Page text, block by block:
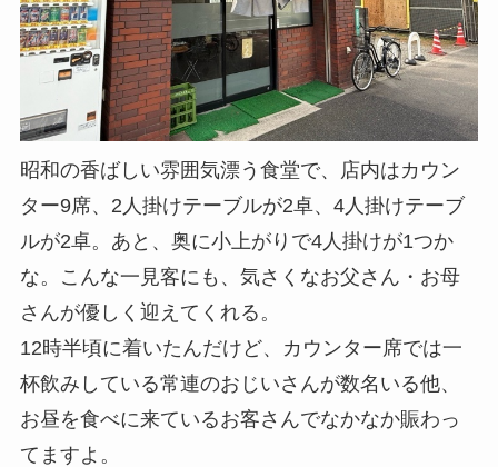
昭和の香ばしい雰囲気漂う食堂で、店内はカウン
ター9席、2人掛けテーブルが2卓、4人掛けテーブ
ルが2卓。あと、奥に小上がりで4人掛けが1つか
な。こんな一見客にも、気さくなお父さん・お母
さんが優しく迎えてくれる。
12時半頃に着いたんだけど、カウンター席では一
杯飲みしている常連のおじいさんが数名いる他、
お昼を食べに来ているお客さんでなかなか賑わっ
てますよ。